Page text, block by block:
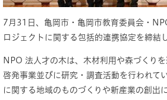
7月31日、亀岡市・亀岡市教育委員会・
ロジェクトに関する包括的連携協定を締結
NPO 法人才の木は、木材利用や森づくり
啓発事業並びに研究・調査活動を行われて
に関する地域のものづくりや新産業の創出